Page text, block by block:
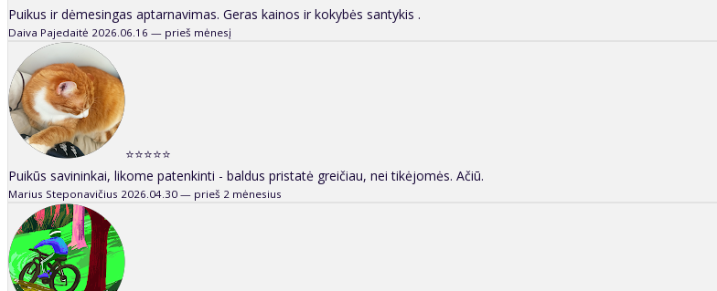
Puikus ir dėmesingas aptarnavimas. Geras kainos ir kokybės santykis .
Daiva Pajedaitė 2026.06.16 — prieš mėnesį
⭐⭐⭐⭐⭐
Puikūs savininkai, likome patenkinti - baldus pristatė greičiau, nei tikėjomės. Ačiū.
Marius Steponavičius 2026.04.30 — prieš 2 mėnesius